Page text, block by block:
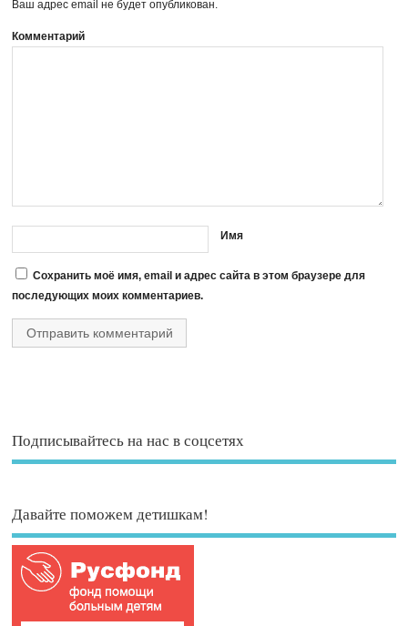
Ваш адрес email не будет опубликован.
Комментарий
Имя
Сохранить моё имя, email и адрес сайта в этом браузере для
последующих моих комментариев.
Подписывайтесь на нас в соцсетях
Давайте поможем детишкам!